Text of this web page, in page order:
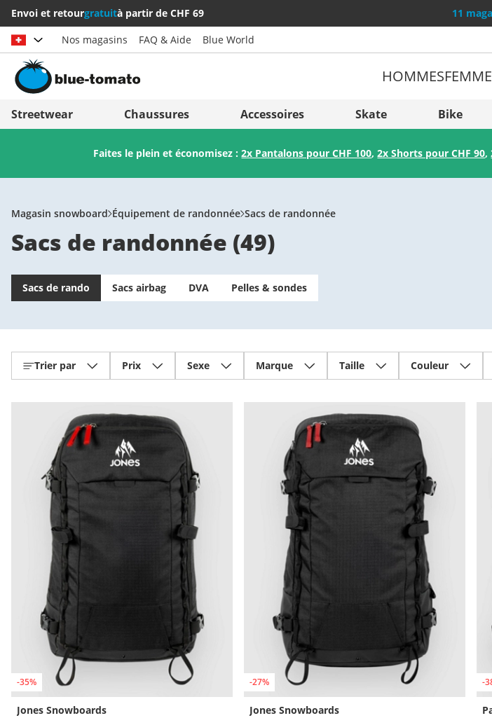
Envoi et retourgratuità partir de CHF 69 11
Choisir le pays
Österreich
Schweiz (Deutsch)
Svizzera (Italiano)
France
Italia (Italiano)
Italien (Deutsch)
Suomi
United Kingdom
Slovenija
België (Nederlands)
Danmark
Nos magasins FAQ & Aide Blue World
HOMMES
Streetwear Chaussures Accessoires Skate Bike
Faites le plein et économisez :2x Pantalons pour CHF 100,2x Shorts pour CHF 90,
Magasin snowboard Équipement de randonnée Sacs de randonnée
Sacs de randonnée (49)
Sacs de rando Sacs airbag DVA Pelles & sondes
Trier par Prix Sexe Marque Taille Couleur
-35%
Jones Snowboards
-27%
Jones Snowboards
-